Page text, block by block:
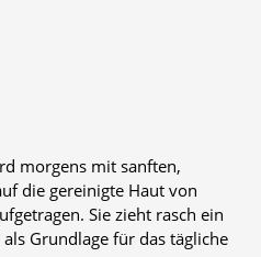
morgens mit sanften,
die gereinigte Haut von
Sie zieht rasch ein
Grundlage für das tägliche